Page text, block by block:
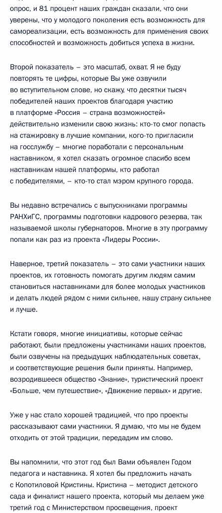
опрос, и 81 процент наших граждан сказали, что они
уверены, что у молодого поколения есть возможность для
самореализации, есть возможность для применения своих
способностей и возможность добиться успеха в жизни.
Второй показатель – это масштаб, охват. Я не буду
повторять те цифры, которые Вы уже озвучили
во вступительном слове, но скажу, что десятки тысяч
победителей наших проектов благодаря участию
в платформе «Россия – страна возможностей»
действительно изменили свою жизнь: кто-то смог попасть
на стажировку в лучшие компании, кого-то пригласили
на госслужбу – многие поработали с персональным
наставником, я хотел сказать огромное спасибо всем
наставникам нашей платформы, кто работал
с победителями, – кто-то стал мэром крупного города.
Вы недавно встречались с выпускниками программы
РАНХиГС, программы подготовки кадрового резерва, так
называемой школы губернаторов. Многие в эту программу
попали как раз из проекта «Лидеры России».
Наверное, третий показатель – это сами участники наших
проектов, их готовность помогать другим людям самим
становиться наставниками для более молодых участников
и делать людей рядом с ними сильнее, нашу страну сильнее
и лучше.
Кстати говоря, многие инициативы, которые сейчас
работают, были предложены участниками наших проектов,
были озвучены на предыдущих наблюдательных советах,
и соответствующие решения были приняты. Например,
возродившееся общество «Знание», туристический проект
«Больше, чем путешествие», «Движение первых» и другие.
Уже у нас стало хорошей традицией, что про проекты
рассказывают сами участники. Я думаю, что мы не будем
отходить от этой традиции, передадим им слово.
Вы напомнили, что этот год был Вами объявлен Годом
педагога и наставника. Я хотел бы предложить начать
с Копотиловой Кристины. Кристина – методист детского
сада и финалист нашего проекта, который мы делаем уже
третий год с Министерством просвещения, проект